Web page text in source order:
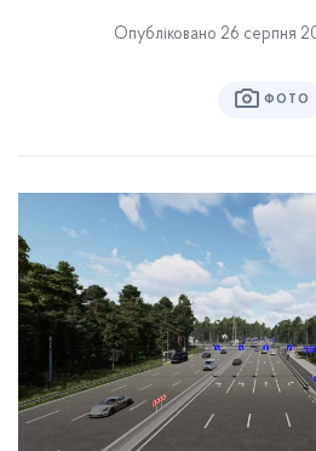
Опубліковано 26 серпня
ФОТО